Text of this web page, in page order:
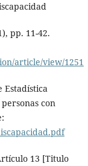
pp. 11-42.
article/view/1251
Estadística
con
13 [Titulo